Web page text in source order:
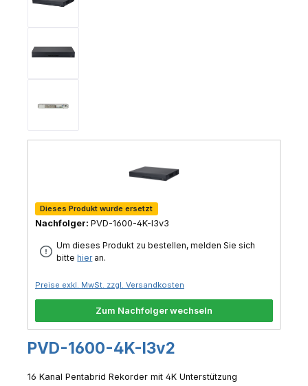
Dieses Produkt wurde ersetzt
PVD-1600-4K-I3v3
Um dieses Produkt zu bestellen, melden Sie sich
bittehieran.
Preise exkl. MwSt. zzgl. Versandkosten
Zum Nachfolger wechseln
PVD-1600-4K-I3v2
16 Kanal Pentabrid Rekorder mit 4K Unterstützung